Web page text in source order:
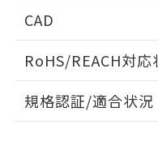
CAD
ドすることができま
ロ
RoHS/REACH対応
EU RoHS 注意事項
規格認証/適合状況
欄に対応日を記
既に当社にて対
していることか
り、2022年1月
す。